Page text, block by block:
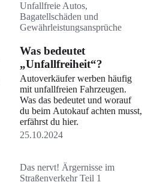
Unfallfreie Autos,
Bagatellschäden und
Gewährleistungsansprüche
Was bedeutet
„Unfallfreiheit“?
Autoverkäufer werben häufig
mit unfallfreien Fahrzeugen.
Was das bedeutet und worauf
du beim Autokauf achten musst,
erfährst du hier.
25.10.2024
Das nervt! Ärgernisse im
Straßenverkehr Teil 1